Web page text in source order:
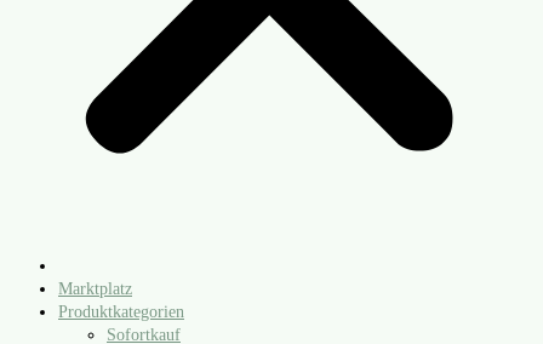
Marktplatz
Produktkategorien
Sofortkauf